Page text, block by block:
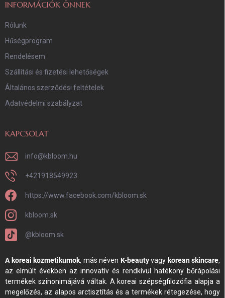
INFORMÁCIÓK ÖNNEK
Rólunk
Hűségprogram
Rendelésem
Szállítási és fizetési lehetőségek
Általános szerződési feltételek
Adatvédelmi szabályzat
KAPCSOLAT
info@kbloom.hu
+421918549923
https://www.facebook.com/kbloom.sk
kbloom.sk
@kbloom.sk
A koreai kozmetikumok, más néven K-beautyvagy korean skincare,
az elmúlt években az innovatív és rendkívül hatékony bőrápolási
termékek szinonimájává váltak. A koreai szépségfilozófia alapja a
megelőzés, az alapos arctisztítás és a termékek rétegezése, hogy